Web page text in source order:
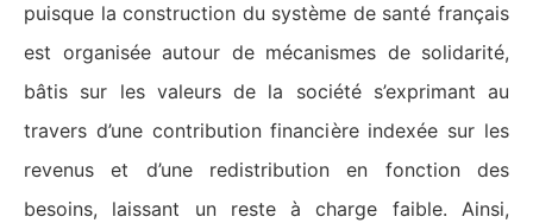
puisque la construction du système de santé français
est organisée autour de mécanismes de solidarité,
bâtis sur les valeurs de la société s’exprimant au
travers d’une contribution financière indexée sur les
revenus et d’une redistribution en fonction des
besoins, laissant un reste à charge faible. Ainsi,